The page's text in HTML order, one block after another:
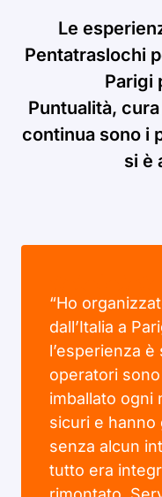
Le
Pentatraslochi
Parigi
Puntualità,
continua sono i
si è
“Ho
dall’Italia a
l’esperienza
operatori
imballato ogni
sicuri e
senza alcun
tutto era